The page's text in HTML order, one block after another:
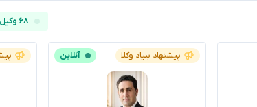
۶۸ وکیل آنلاین
پیشنهاد بنیاد وکلا آنلاین